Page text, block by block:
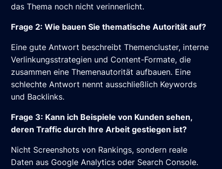
das Thema noch nicht verinnerlicht.
Frage 2: Wie bauen Sie thematische Autorität auf?
Eine gute Antwort beschreibt Themencluster, interne
Verlinkungsstrategien und Content-Formate, die
zusammen eine Themenautorität aufbauen. Eine
schlechte Antwort nennt ausschließlich Keywords
und Backlinks.
Frage 3: Kann ich Beispiele von Kunden sehen,
deren Traffic durch Ihre Arbeit gestiegen ist?
Nicht Screenshots von Rankings, sondern reale
Daten aus Google Analytics oder Search Console.